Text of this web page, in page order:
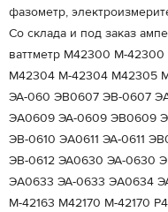
фазометр,
Со склада и под заказ
ваттметр M42300 М-
M42304 М-42304 M42305
ЭА-060 ЭB0607 ЭВ-0607
ЭA0609 ЭА-0609 ЭB0609
ЭВ-0610 ЭA0611 ЭА-0611
ЭВ-0612 ЭА0630 ЭА-0630
ЭA0633 ЭА-0633 ЭA0634
М-42163 М42170 М-42170